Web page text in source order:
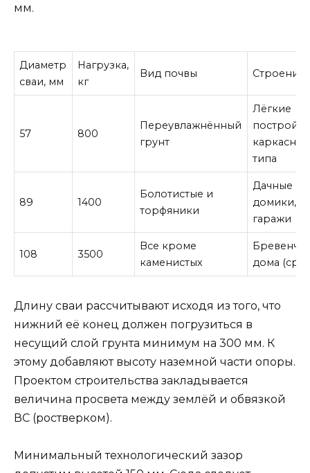
мм.
Диаметр
сваи, мм
Нагрузка,
кг
Вид почвы Строение
57 800
Переувлажнённый
грунт
Лёгкие
типа
89 1400
Болотистые и
торфяники
Дачные
домики,
гаражи
108 3500
Все кроме
каменистых
дома
Длину сваи рассчитывают исходя из того, что
нижний её конец должен погрузиться в
несущий слой грунта минимум на 300 мм. К
этому добавляют высоту наземной части опоры.
Проектом строительства закладывается
величина просвета между землёй и обвязкой
ВС (ростверком).
Минимальный технологический зазор